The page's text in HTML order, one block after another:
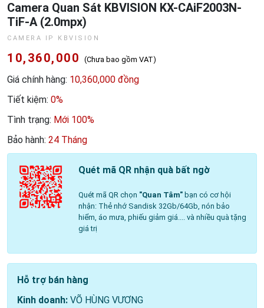
Camera Quan Sát KBVISION KX-CAiF2003N-
TiF-A (2.0mpx)
CAMERA IP KBVISION
10,360,000 (Chưa bao gồm VAT)
Giá chính hàng: 10,360,000 đồng
Tiết kiệm: 0%
Tình trạng: Mới 100%
Bảo hành: 24 Tháng
Quét mã QR nhận quà bất ngờ
Quét mã QR chọn "Quan Tâm"bạn có cơ hội
nhận: Thẻ nhớ Sandisk 32Gb/64Gb, nón bảo
hiểm, áo mưa, phiếu giảm giá.... và nhiều quà tặng
giá trị
Hỗ trợ bán hàng
Kinh doanh: VÕ HÙNG VƯƠNG